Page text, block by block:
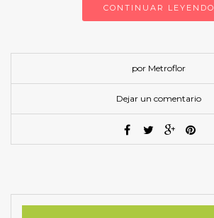
CONTINUAR LEYENDO
por Metroflor
Dejar un comentario